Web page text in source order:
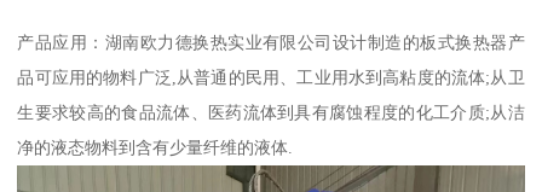
产品应用：湖南欧力德换热实业有限公司设计制造的板式换热器产
品可应用的物料广泛,从普通的民用、工业用水到高粘度的流体;从卫
生要求较高的食品流体、医药流体到具有腐蚀程度的化工介质;从洁
净的液态物料到含有少量纤维的液体.